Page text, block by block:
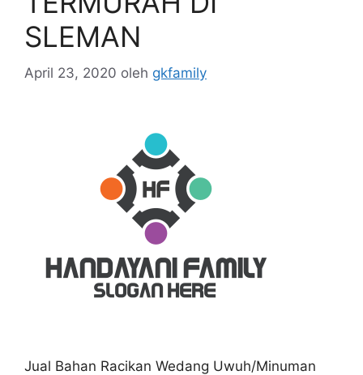
SLEMAN
April 23, 2020 oleh gkfamily
Jual Bahan Racikan Wedang Uwuh/Minuman